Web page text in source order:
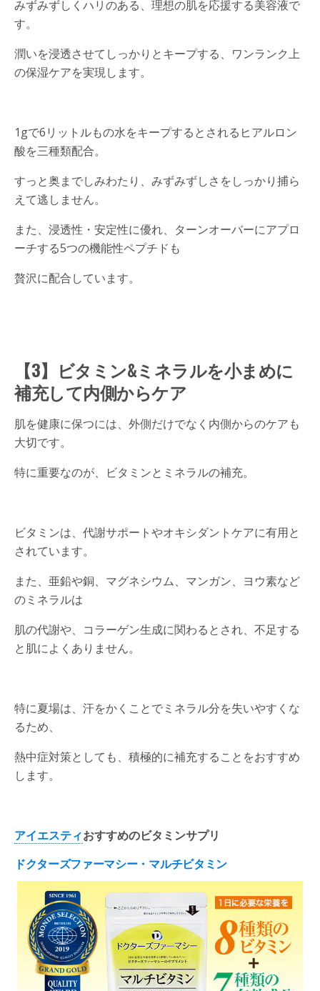
みずみずしくハリのある、理想の肌を応援する美容液で
す。
潤いを浸透させてしっかりとキープする、ワンランク上
の保湿ケアを実現します。
1gで6リットルもの水をキープするとされるヒアルロン
酸を三種類配合。
すっと奥までしみわたり、みずみずしさをしっかり捕ら
えて逃しません。
また、浸透性・安定性に優れ、ターンオーバーにアプロ
ーチする5つの機能性ペプチドも
贅沢に配合しています。
【3】ビタミン&ミネラルを小まめに
補充して内側からケア
肌を健康に保つには、外側だけでなく内側からのケアも
大切です。
特に重要なのが、ビタミンとミネラルの補充。
ビタミンは、代謝サポートやオキシダントケアに有用と
されています。
また、亜鉛や銅、マグネシウム、マンガン、ヨウ素など
のミネラルは
肌の代謝や、コラーゲン生成に関わるとされ、不足する
と肌によくありません。
特に夏場は、汗をかくことでミネラル分を失いやすくな
るため、
熱中症対策としても、積極的に補充することをおすすめ
します。
アイエスティおすすめのビタミンサプリ
ドクターズファーマシー・マルチビタミン